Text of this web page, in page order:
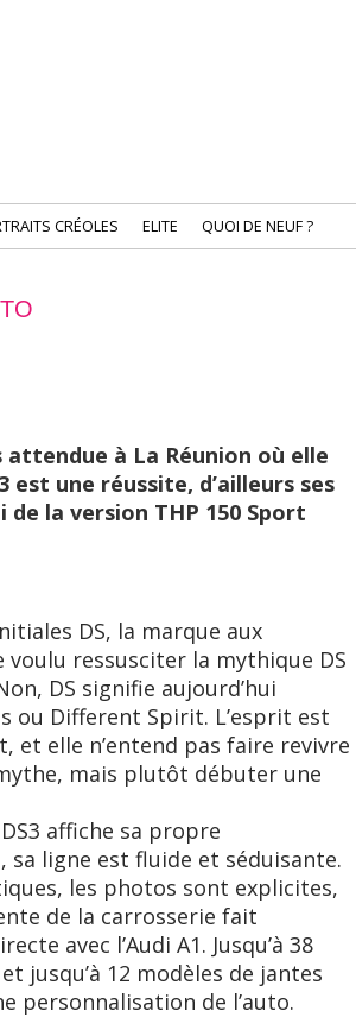
CRÉOLES ELITE QUOI DE NEUF ?
à La Réunion où elle
est une réussite, d’ailleurs ses
la version THP 150 Sport
DS, la marque aux
voulu ressusciter la mythique DS
DS signifie aujourd’hui
ou Different Spirit. L’esprit est
et elle n’entend pas faire revivre
mais plutôt débuter une
affiche sa propre
sa ligne est fluide et séduisante.
les photos sont explicites,
de la carrosserie fait
avec l’Audi A1. Jusqu’à 38
jusqu’à 12 modèles de jantes
personnalisation de l’auto.